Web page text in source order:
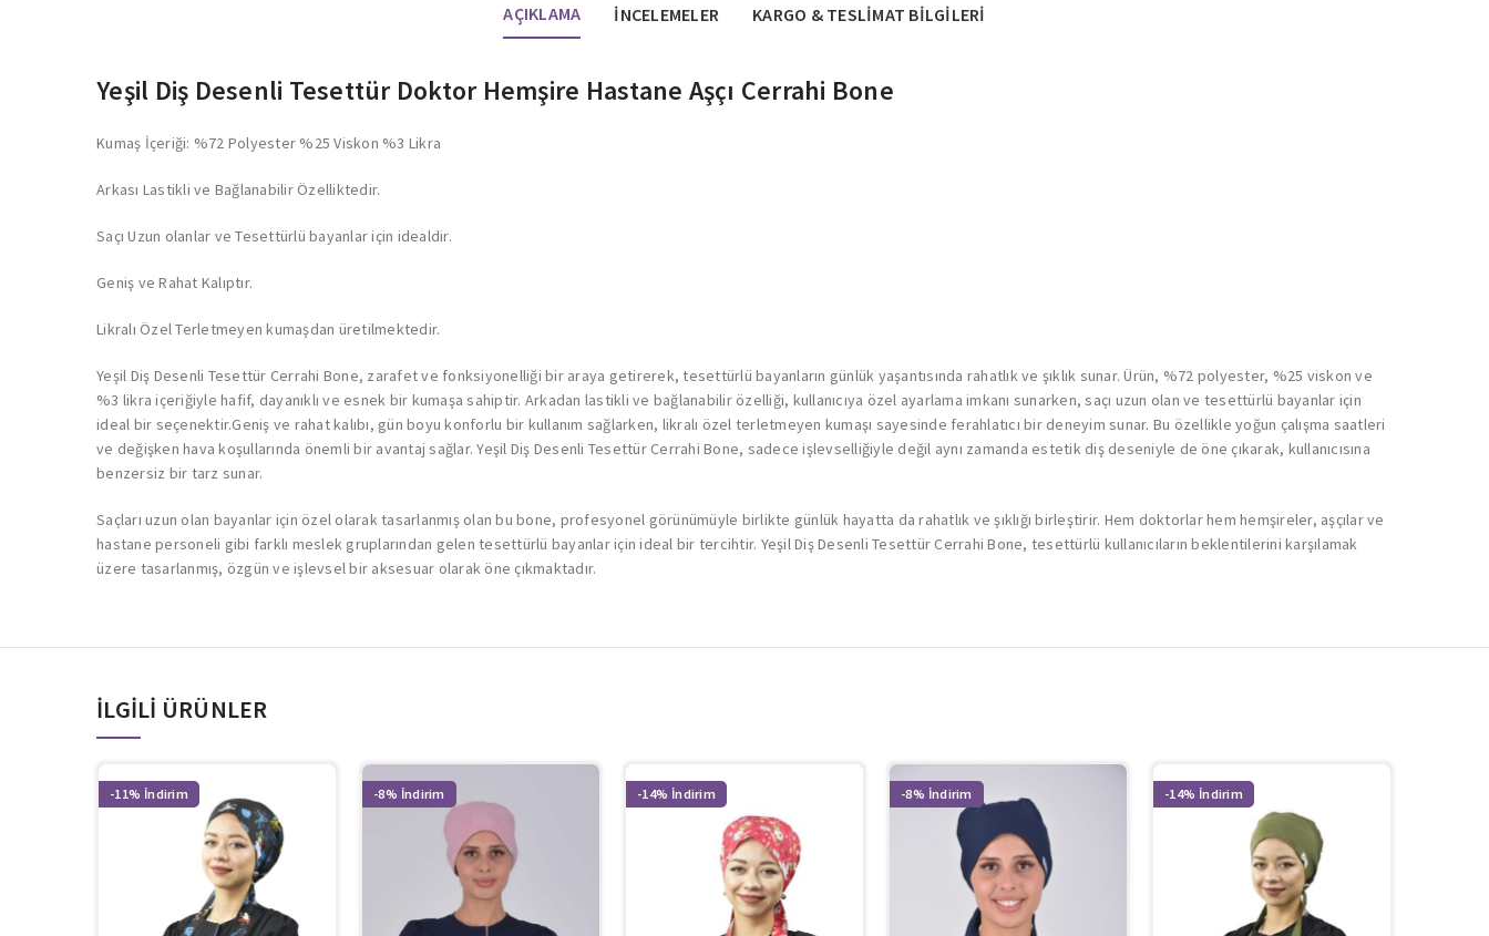
AÇIKLAMA İNCELEMELER KARGO & TESLIMAT BILGILERI
Yeşil Diş Desenli Tesettür Doktor Hemşire Hastane Aşçı Cerrahi Bone
Kumaş İçeriği: %72 Polyester %25 Viskon %3 Likra
Arkası Lastikli ve Bağlanabilir Özelliktedir.
Saçı Uzun olanlar ve Tesettürlü bayanlar için idealdir.
Geniş ve Rahat Kalıptır.
Likralı Özel Terletmeyen kumaşdan üretilmektedir.
Yeşil Diş Desenli Tesettür Cerrahi Bone, zarafet ve fonksiyonelliği bir araya getirerek, tesettürlü bayanların günlük yaşantısında rahatlık ve şıklık sunar. Ürün, %72 polyester, %25 viskon ve
%3 likra içeriğiyle hafif, dayanıklı ve esnek bir kumaşa sahiptir. Arkadan lastikli ve bağlanabilir özelliği, kullanıcıya özel ayarlama imkanı sunarken, saçı uzun olan ve tesettürlü bayanlar için
ideal bir seçenektir.Geniş ve rahat kalıbı, gün boyu konforlu bir kullanım sağlarken, likralı özel terletmeyen kumaşı sayesinde ferahlatıcı bir deneyim sunar. Bu özellikle yoğun çalışma saatleri
ve değişken hava koşullarında önemli bir avantaj sağlar. Yeşil Diş Desenli Tesettür Cerrahi Bone, sadece işlevselliğiyle değil aynı zamanda estetik diş deseniyle de öne çıkarak, kullanıcısına
benzersiz bir tarz sunar.
Saçları uzun olan bayanlar için özel olarak tasarlanmış olan bu bone, profesyonel görünümüyle birlikte günlük hayatta da rahatlık ve şıklığı birleştirir. Hem doktorlar hem hemşireler, aşçılar ve
hastane personeli gibi farklı meslek gruplarından gelen tesettürlü bayanlar için ideal bir tercihtir. Yeşil Diş Desenli Tesettür Cerrahi Bone, tesettürlü kullanıcıların beklentilerini karşılamak
üzere tasarlanmış, özgün ve işlevsel bir aksesuar olarak öne çıkmaktadır.
İLGILI ÜRÜNLER
-11% -8% -14% -8% -14%